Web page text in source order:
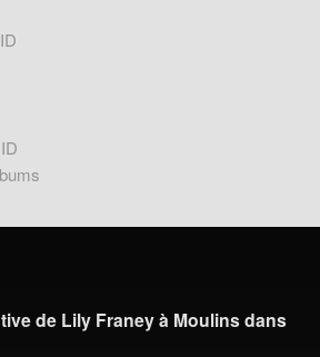
de Lily Franey à Moulins dans